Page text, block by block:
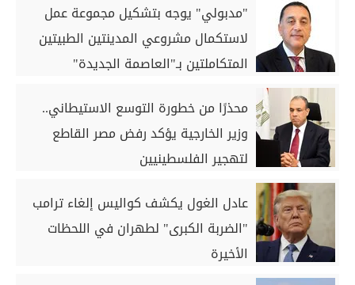
"مدبولي" يوجه بتشكيل مجموعة عمل
لاستكمال مشروعي المدينتين الطبيتين
المتكاملتين بـ"العاصمة الجديدة"
محذرًا من خطورة التوسع الاستيطاني..
وزير الخارجية يؤكد رفض مصر القاطع
لتهجير الفلسطينيين
عادل الغول يكشف كواليس إلغاء ترامب
"الضربة الكبرى" لطهران في اللحظات
الأخيرة